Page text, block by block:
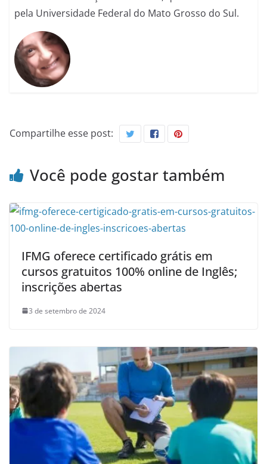
pela Universidade Federal do Mato Grosso do Sul.
Compartilhe esse post:
Você pode gostar também
IFMG oferece certificado grátis em
cursos gratuitos 100% online de Inglês;
inscrições abertas
3 de setembro de 2024